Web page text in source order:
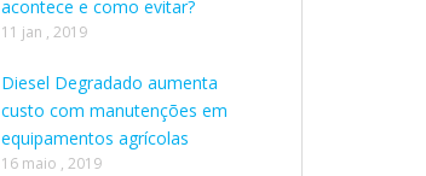
acontece e como evitar?
11 jan , 2019
Diesel Degradado aumenta
custo com manutenções em
equipamentos agrícolas
16 maio , 2019